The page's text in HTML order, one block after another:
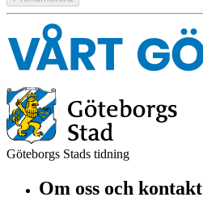
Göteborgs Stads tidning
Om oss och kontakt